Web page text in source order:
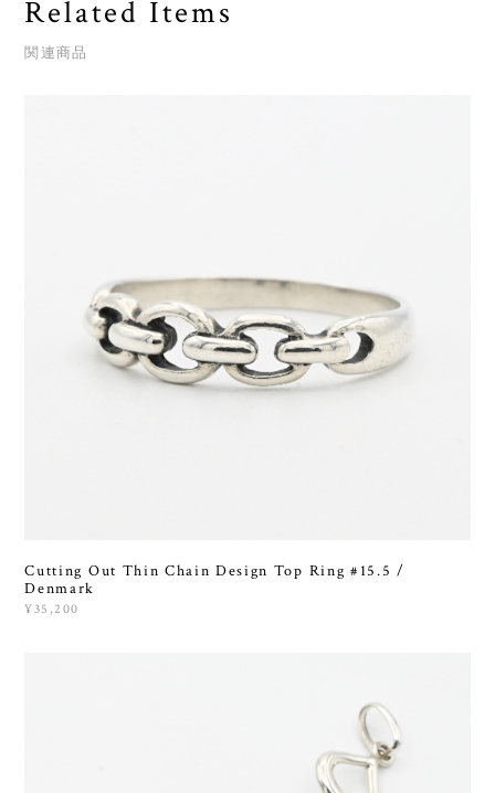
Related Items
関連商品
Cutting Out Thin Chain Design Top Ring #15.5 /
Denmark
¥35,200